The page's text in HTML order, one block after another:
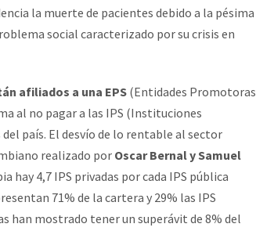
la muerte de pacientes debido a la pésima
social caracterizado por su crisis en
afiliados a una EPS (Entidades Promotoras
al no pagar a las IPS (Instituciones
país. El desvío de lo rentable al sector
realizado por Oscar Bernal y Samuel
hay 4,7 IPS privadas por cada IPS pública
71% de la cartera y 29% las IPS
han mostrado tener un superávit de 8% del